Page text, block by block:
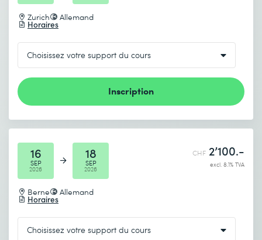
Je prends connaissance de
Envoyer
* Champs obligatoires
Zurich Allemand
Horaires
Inscription
16
SEP
2026
18
SEP
2026
Berne Allemand
Horaires
CHF 2’100.-
excl. 8.1% TVA